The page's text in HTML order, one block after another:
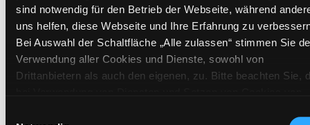
sind notwendig für den Betrieb der Webseite, während
uns helfen, diese Webseite und Ihre Erfahrung zu
Bei Auswahl der Schaltfläche „Alle zulassen“ stimmen Sie
Verwendung aller Cookies und Dienste, sowohl von
Drittanbietern als auch den eigenen, zu. Bitte beachten Sie,
Zweigstelle:Mediathek
Signatur:TV.DU LOS
Standort 2:
Ausleihe
Status: Verfügbar